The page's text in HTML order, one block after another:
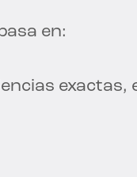
en:
exactas,